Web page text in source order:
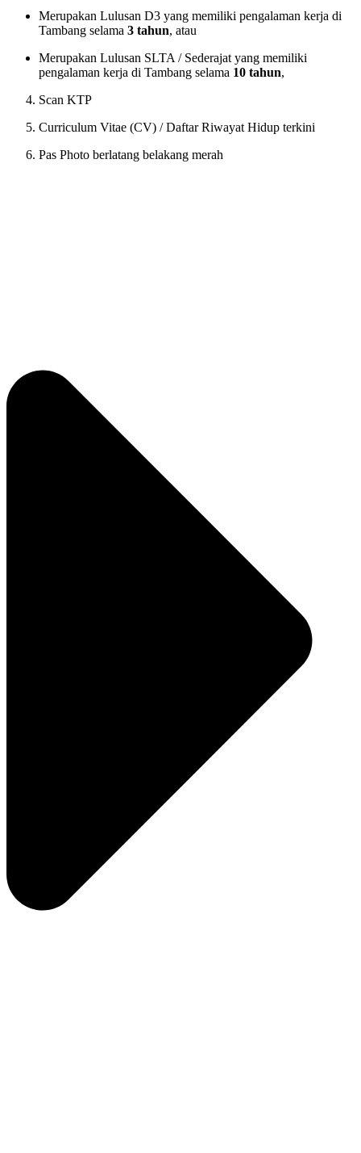
Merupakan Lulusan D3 yang memiliki pengalaman kerja di
Tambang selama 3 tahun, atau
Merupakan Lulusan SLTA / Sederajat yang memiliki
pengalaman kerja di Tambang selama 10 tahun,
Scan KTP
Curriculum Vitae (CV) / Daftar Riwayat Hidup terkini
Pas Photo berlatang belakang merah